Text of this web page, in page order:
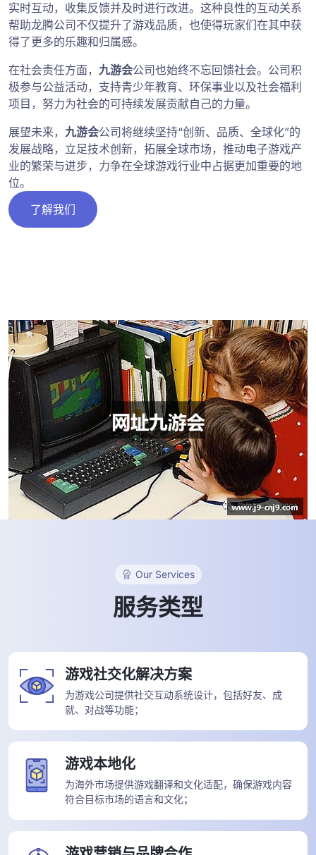
实时互动，收集反馈并及时进行改进。这种良性的互动关系
帮助龙腾公司不仅提升了游戏品质，也使得玩家们在其中获
得了更多的乐趣和归属感。
在社会责任方面， 九游会公司也始终不忘回馈社会。公司积
极参与公益活动，支持青少年教育、环保事业以及社会福利
项目，努力为社会的可持续发展贡献自己的力量。
展望未来， 九游会公司将继续坚持“创新、品质、全球化”的
发展战略，立足技术创新，拓展全球市场，推动电子游戏产
业的繁荣与进步，力争在全球游戏行业中占据更加重要的地
位。
了解我们
Our Services
服务类型
游戏社交化解决方案
为游戏公司提供社交互动系统设计，包括好友、成
就、对战等功能；
游戏本地化
为海外市场提供游戏翻译和文化适配，确保游戏内容
符合目标市场的语言和文化；